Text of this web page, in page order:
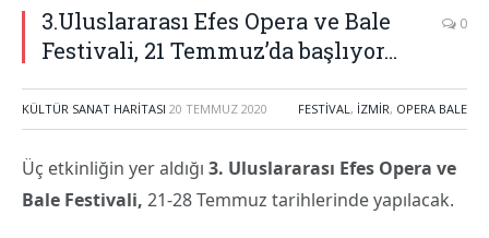
3.Uluslararası Efes Opera ve Bale
Festivali, 21 Temmuz’da başlıyor…
0
KÜLTÜR SANAT HARITASI 20 TEMMUZ 2020 FESTIVAL, İZMIR, OPERA BALE
Üç etkinliğin yer aldığı 3. Uluslararası Efes Opera ve
Bale Festivali, 21-28 Temmuz tarihlerinde yapılacak.